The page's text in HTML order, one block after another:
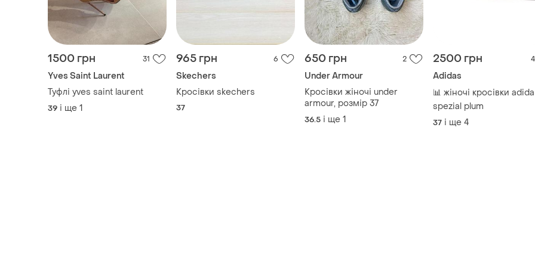
1500 грн 31
Yves Saint Laurent
Туфлі yves saint laurent
39 і ще 1
965 грн 6
Skechers
Кросівки skechers
37
650 грн 2
Under Armour
Кросівки жіночі under
armour, розмір 37
36.5 і ще 1
2500 грн 4
Adidas
📊 жіночі кросівки
spezial plum
37 і ще 4